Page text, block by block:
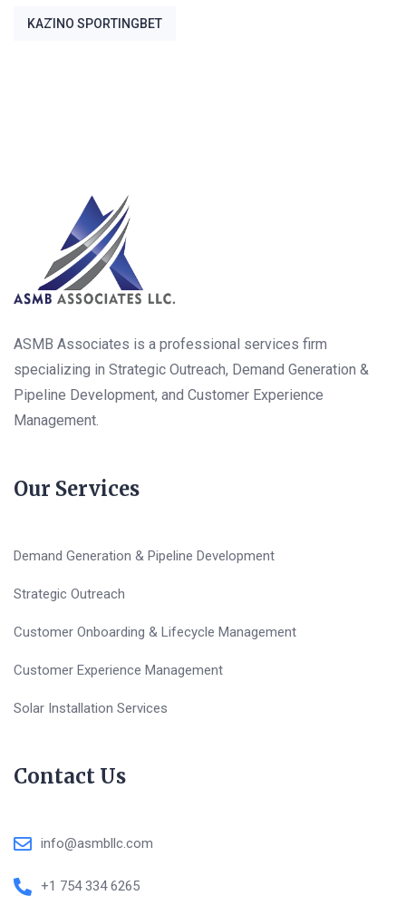
ΚΑΖΊΝΟ SPORTINGBET
ASMB Associates is a professional services firm
specializing in Strategic Outreach, Demand Generation &
Pipeline Development, and Customer Experience
Management.
Our Services
Demand Generation & Pipeline Development
Strategic Outreach
Customer Onboarding & Lifecycle Management
Customer Experience Management
Solar Installation Services
Contact Us
info@asmbllc.com
+1 754 334 6265